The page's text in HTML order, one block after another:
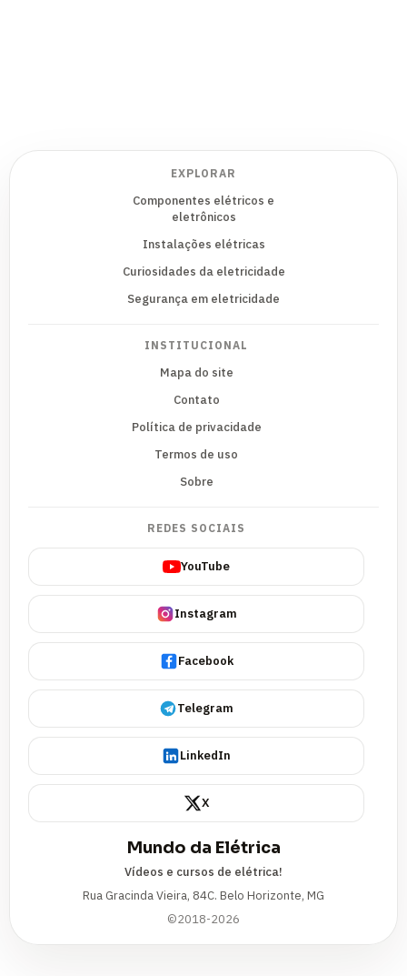
EXPLORAR
Componentes elétricos e
eletrônicos
Instalações elétricas
Curiosidades da eletricidade
Segurança em eletricidade
INSTITUCIONAL
Mapa do site
Contato
Política de privacidade
Termos de uso
Sobre
REDES SOCIAIS
YouTube
Instagram
Facebook
Telegram
LinkedIn
X
Mundo da Elétrica
Vídeos e cursos de elétrica!
Rua Gracinda Vieira, 84C. Belo Horizonte, MG
©2018-2026